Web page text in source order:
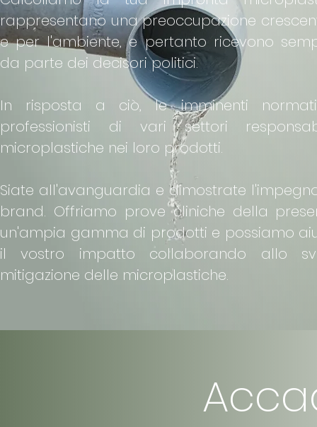
rappresentano una preoccupazione
e per l'ambiente, e pertanto ricevono
da parte dei decisori politici.
In risposta a ciò, le imminenti
professionisti di vari settori
microplastiche nei loro prodotti.
Siate all'avanguardia e dimostrate
brand. Offriamo prove cliniche della
un'ampia gamma di prodotti e possiamo
il vostro impatto collaborando allo
mitigazione delle microplastiche.